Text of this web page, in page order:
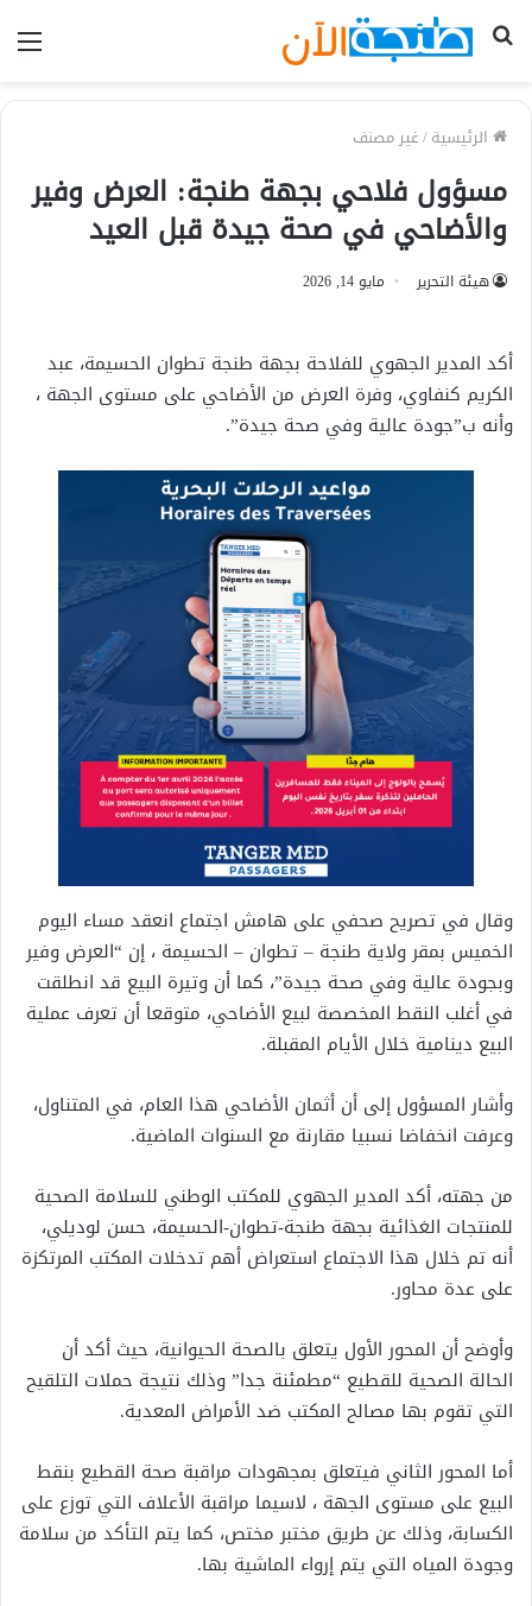
بحث
الرئيسية/غير مصنف
مسؤول فلاحي بجهة طنجة: العرض وفير
والأضاحي في صحة جيدة قبل العيد
هيئة التحرير مايو 14, 2026
أكد المدير الجهوي للفلاحة بجهة طنجة تطوان الحسيمة، عبد
الكريم كنفاوي، وفرة العرض من الأضاحي على مستوى الجهة ،
وأنه ب”جودة عالية وفي صحة جيدة”.
وقال في تصريح صحفي على هامش اجتماع انعقد مساء اليوم
الخميس بمقر ولاية طنجة – تطوان – الحسيمة ، إن “العرض وفير
وبجودة عالية وفي صحة جيدة”، كما أن وتيرة البيع قد انطلقت
في أغلب النقط المخصصة لبيع الأضاحي، متوقعا أن تعرف عملية
البيع دينامية خلال الأيام المقبلة.
وأشار المسؤول إلى أن أثمان الأضاحي هذا العام، في المتناول،
وعرفت انخفاضا نسبيا مقارنة مع السنوات الماضية.
من جهته، أكد المدير الجهوي للمكتب الوطني للسلامة الصحية
للمنتجات الغذائية بجهة طنجة-تطوان-الحسيمة، حسن لوديلي،
أنه تم خلال هذا الاجتماع استعراض أهم تدخلات المكتب المرتكزة
على عدة محاور.
وأوضح أن المحور الأول يتعلق بالصحة الحيوانية، حيث أكد أن
الحالة الصحية للقطيع “مطمئنة جدا” وذلك نتيجة حملات التلقيح
التي تقوم بها مصالح المكتب ضد الأمراض المعدية.
أما المحور الثاني فيتعلق بمجهودات مراقبة صحة القطيع بنقط
البيع على مستوى الجهة ، لاسيما مراقبة الأعلاف التي توزع على
الكسابة، وذلك عن طريق مختبر مختص، كما يتم التأكد من سلامة
وجودة المياه التي يتم إرواء الماشية بها.